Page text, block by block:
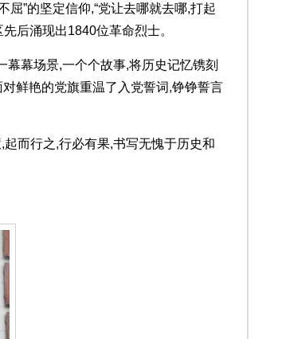
”的坚定信仰,“党让去哪就去哪,打起
后涌现出1840位革命烈士。
幕幕场景,一个个故事,将历史记忆镌刻
鲜艳的党旗重温了入党誓词,铮铮誓言
而行之,行必有果,书写无愧于历史和